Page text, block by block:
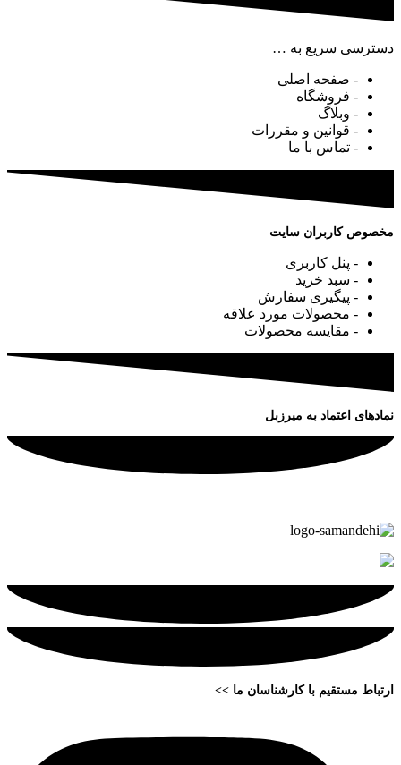
دسترسی سریع به …
- صفحه اصلی
- فروشگاه
- وبلاگ
- قوانین و مقررات
- تماس با ما
مخصوص کاربران سایت
- پنل کاربری
- سبد خرید
- پیگیری سفارش
- محصولات مورد علاقه
- مقایسه محصولات
نمادهای اعتماد به میرزبل
ارتباط مستقیم با کارشناسان ما >>